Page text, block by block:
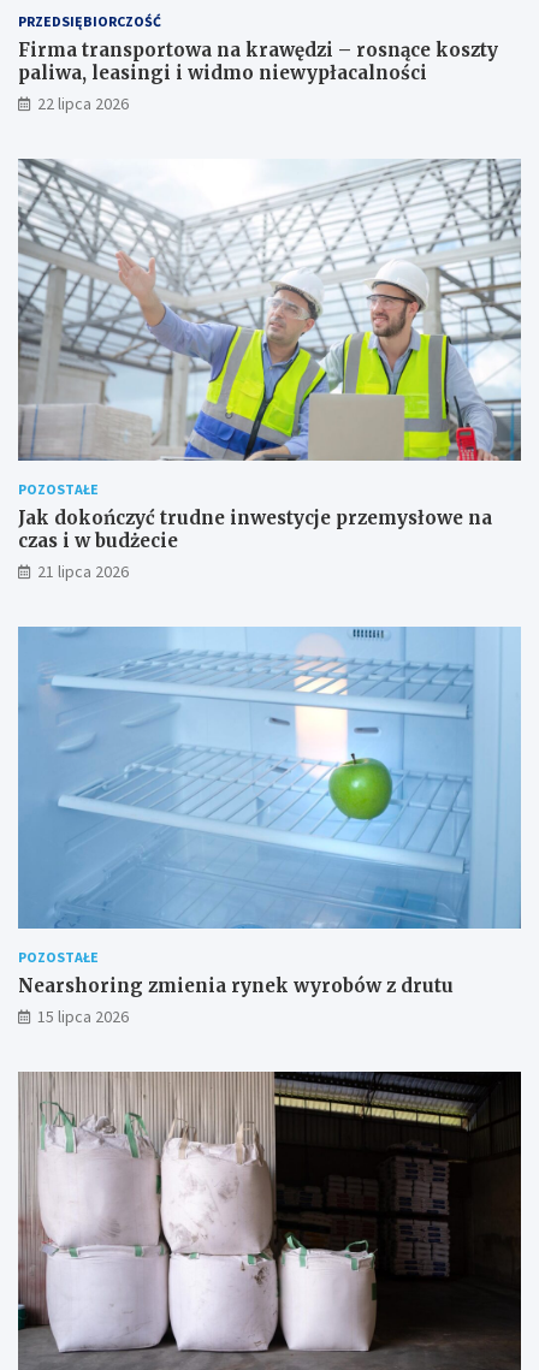
PRZEDSIĘBIORCZOŚĆ
Firma transportowa na krawędzi – rosnące koszty
paliwa, leasingi i widmo niewypłacalności
22 lipca 2026
POZOSTAŁE
Jak dokończyć trudne inwestycje przemysłowe na
czas i w budżecie
21 lipca 2026
POZOSTAŁE
Nearshoring zmienia rynek wyrobów z drutu
15 lipca 2026